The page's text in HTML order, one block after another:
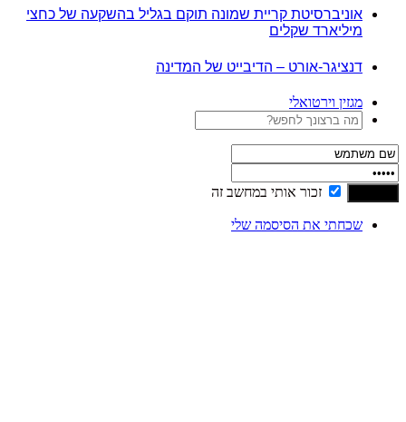
אוניברסיטת קריית שמונה תוקם בגליל בהשקעה של כחצי
מיליארד שקלים
דנציגר-אורט – הדיבייט של המדינה
מגזין וירטואלי
זכור אותי במחשב זה
שכחתי את הסיסמה שלי